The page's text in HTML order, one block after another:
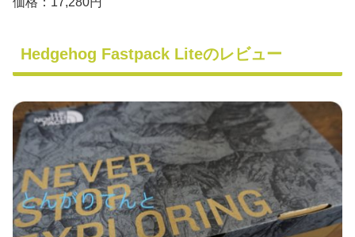
Hedgehog Fastpack Liteのレビュー